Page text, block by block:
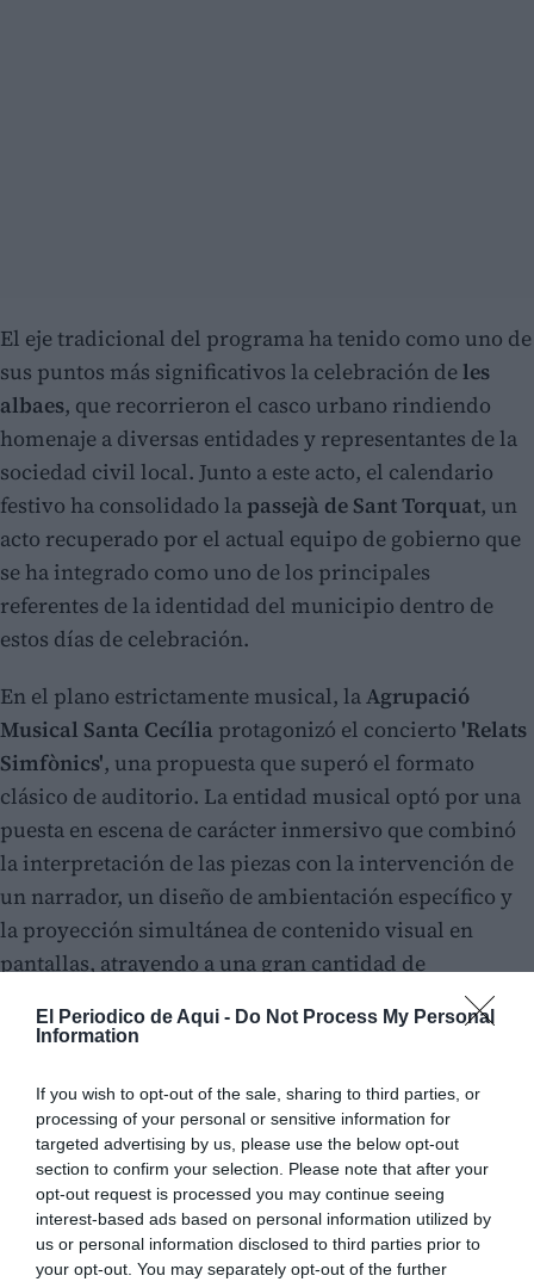
El Periodico de Aqui - Do Not Process My Personal
Information
If you wish to opt-out of the sale, sharing to third parties, or
processing of your personal or sensitive information for
targeted advertising by us, please use the below opt-out
section to confirm your selection. Please note that after your
opt-out request is processed you may continue seeing
interest-based ads based on personal information utilized by
us or personal information disclosed to third parties prior to
your opt-out. You may separately opt-out of the further
El eje tradicional del programa ha tenido como uno de
sus puntos más significativos la celebración deles
albaes, que recorrieron el casco urbano rindiendo
homenaje a diversas entidades y representantes de la
sociedad civil local. Junto a este acto, el calendario
festivo ha consolidado lapassejà de Sant Torquat, un
acto recuperado por el actual equipo de gobierno que
se ha integrado como uno de los principales
referentes de la identidad del municipio dentro de
estos días de celebración.
En el plano estrictamente musical, laAgrupació
Musical Santa Cecília protagonizó el concierto 'Relats
Simfònics', una propuesta que superó el formato
clásico de auditorio. La entidad musical optó por una
puesta en escena de carácter inmersivo que combinó
la interpretación de las piezas con la intervención de
un narrador, un diseño de ambientación específico y
la proyección simultánea de contenido visual en
pantallas, atrayendo a una gran cantidad de